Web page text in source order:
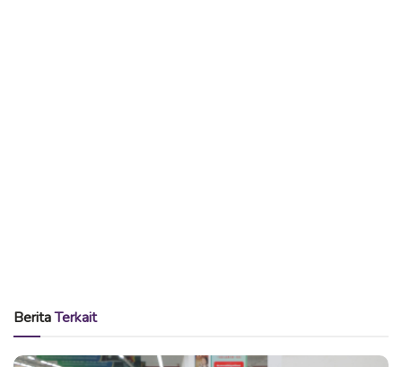
Menurut Anam, hasil dari diskusi yang dilakukan di
Balikpapan akan dibahas dan diterapkan di Ngawi, karena
memang satuan harga tidak dapat diubah semua sesuai
BeritaTerkait